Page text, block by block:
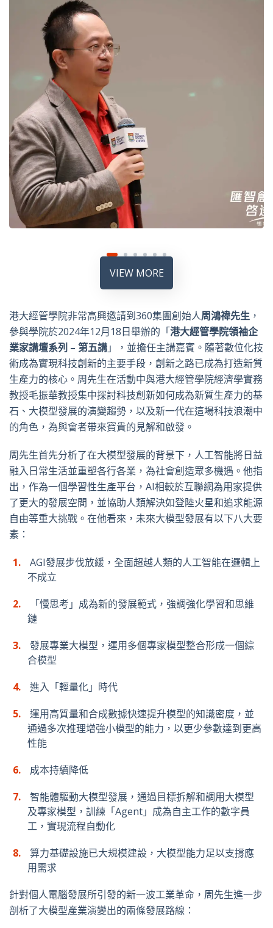
VIEW MORE
港大經管學院非常高興邀請到360集團創始人周鴻禕先生 ，
參與學院於2024年12月18日舉辦的「港大經管學院領袖企
業家講壇系列 – 第五講」，並擔任主講嘉賓。隨著數位化技
術成為實現科技創新的主要手段，創新之路已成為打造新質
生產力的核心。周先生在活動中與港大經管學院經濟學實務
教授毛振華教授集中探討科技創新如何成為新質生產力的基
石、大模型發展的演變趨勢，以及新一代在這場科技浪潮中
的角色，為與會者帶來寶貴的見解和啟發。
周先生首先分析了在大模型發展的背景下，人工智能將日益
融入日常生活並重塑各行各業，為社會創造眾多機遇。他指
出，作為一個學習性生產平台， AI相較於互聯網為用家提供
了更大的發展空間，並協助人類解決如登陸火星和追求能源
自由等重大挑戰。在他看來，未來大模型發展有以下八大要
素：
AGI發展步伐放緩，全面超越人類的人工智能在邏輯上
不成立
「慢思考」成為新的發展範式，強調強化學習和思維
鏈
發展專業大模型，運用多個專家模型整合形成一個綜
合模型
進入「輕量化」時代
運用高質量和合成數據快速提升模型的知識密度，並
通過多次推理增強小模型的能力，以更少參數達到更高
性能
成本持續降低
智能體驅動大模型發展，通過目標拆解和調用大模型
及專家模型，訓練「Agent」成為自主工作的數字員
工，實現流程自動化
算力基礎設施已大規模建設，大模型能力足以支撐應
用需求
針對個人電腦發展所引發的新一波工業革命，周先生進一步
剖析了大模型產業演變出的兩條發展路線：